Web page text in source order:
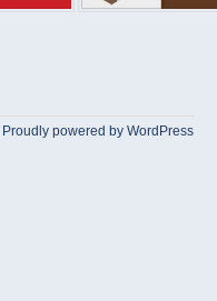
Proudly powered by WordPress